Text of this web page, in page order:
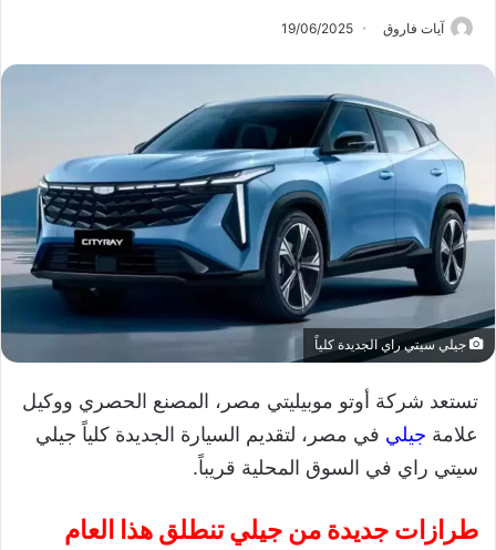
آيات فاروق 19/06/2025
جيلي سيتي راي الجديدة كلياً
تستعد شركة أوتو موبيليتي مصر، المصنع الحصري ووكيل
علامة جيلي في مصر، لتقديم السيارة الجديدة كلياً جيلي
سيتي راي في السوق المحلية قريباً.
طرازات جديدة من جيلي تنطلق هذا العام